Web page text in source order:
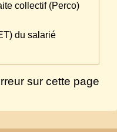
collectif (Perco)
du salarié
sur cette page